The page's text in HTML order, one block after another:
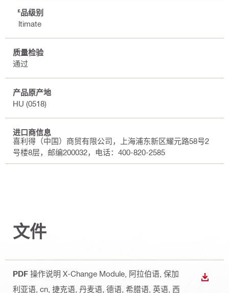
产品级别
Ultimate
质量检验
通过
产品原产地
HU (0518)
进口商信息
喜利得（中国）商贸有限公司，上海浦东新区耀元路58号2
号楼8层，邮编200032，电话：400-820-2585
文件
PDF 操作说明 X-Change Module , 阿拉伯语, 保加
利亚语, cn, 捷克语, 丹麦语, 德语, 希腊语, 英语, 西
下载